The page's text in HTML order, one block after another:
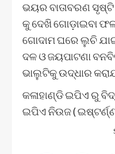
ଭୟର ବାତାବରଣ
କୁ ଦେଖି ଗୋଡ଼ାଇବା
ଗୋଦାମ ଘରେ ଲୁଚି
ଦଳ ଓ ଜୟପାଟଣା
ଭାଲୁଟିକୁ ଉଦ୍ଧାର
କଳାହାଣ୍ଡି ଇପିଏ ରୁ
ଇପିଏ ନିଉଜ (